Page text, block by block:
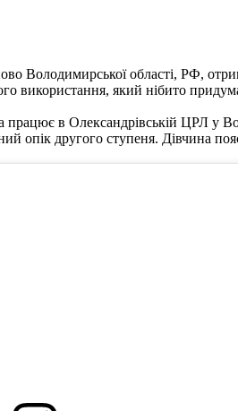
Володимирської області, РФ,
використання, який нібито
в Олександрівській ЦРЛ у
опік другого ступеня. Дівчина